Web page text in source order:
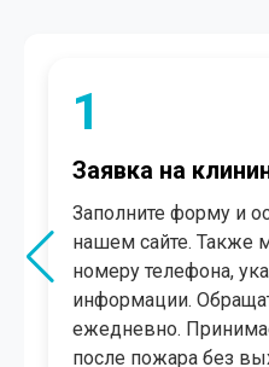
2
Согласование
В течение
свяжется с Вами.
консультацию,
ориентировочную
решить, какой пакет
пожара выбрать,